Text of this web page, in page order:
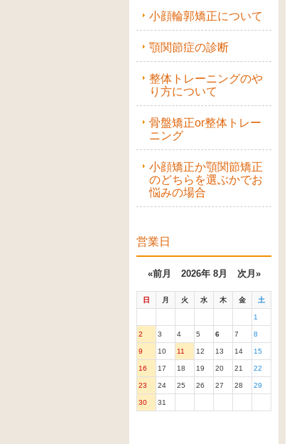
小顔輪郭矯正について
顎関節症の診断
整体トレーニングのや
り方について
骨盤矯正or整体トレー
ニング
小顔矯正か顎関節矯正
のどちらを選ぶかでお
悩みの場合
営業日
«前月 2026年 8月 次月»
日 月 火 水 木 金 土
1
2 3 4 5 6 7 8
9 10 11 12 13 14 15
16 17 18 19 20 21 22
23 24 25 26 27 28 29
30 31